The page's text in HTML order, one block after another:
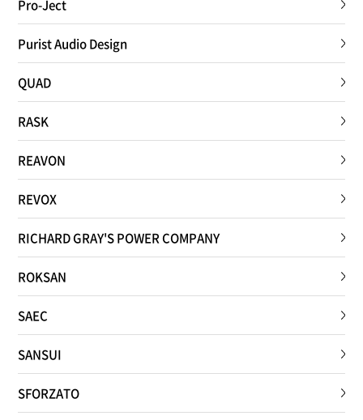
Pro-Ject
Purist Audio Design
QUAD
RASK
REAVON
REVOX
RICHARD GRAY'S POWER COMPANY
ROKSAN
SAEC
SANSUI
SFORZATO